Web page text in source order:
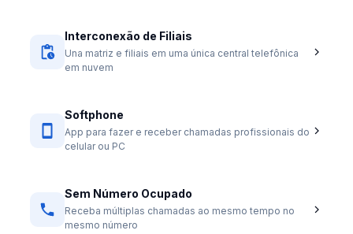
Interconexão de Filiais
Una matriz e filiais em uma única central telefônica
em nuvem
Softphone
App para fazer e receber chamadas profissionais do
celular ou PC
Sem Número Ocupado
Receba múltiplas chamadas ao mesmo tempo no
mesmo número